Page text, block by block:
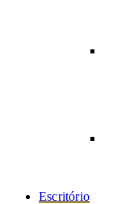
Escritório